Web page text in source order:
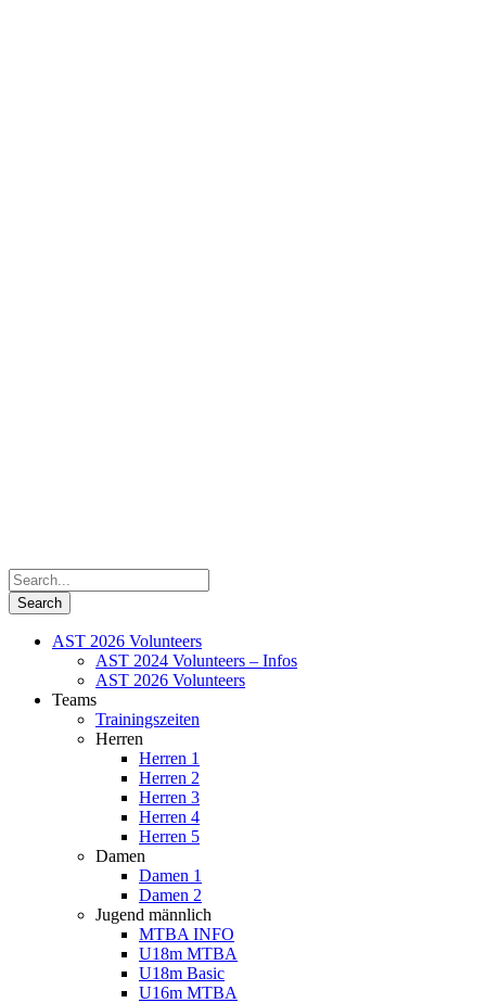
AST 2026 Volunteers
AST 2024 Volunteers – Infos
AST 2026 Volunteers
Teams
Trainingszeiten
Herren
Herren 1
Herren 2
Herren 3
Herren 4
Herren 5
Damen
Damen 1
Damen 2
Jugend männlich
MTBA INFO
U18m MTBA
U18m Basic
U16m MTBA